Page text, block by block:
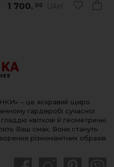
1 700. 00 UAH
– це яскравий щиро
гардеробі сучасної
квіткові й геометричні
Ваш смак. Вони стануть
різноманітних образів